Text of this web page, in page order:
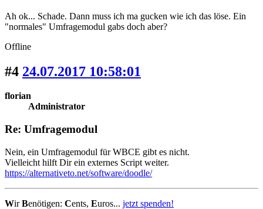
Ah ok... Schade. Dann muss ich ma gucken wie ich das löse. Ein
"normales" Umfragemodul gabs doch aber?
Offline
#4 24.07.2017 10:58:01
florian
Administrator
Re: Umfragemodul
Nein, ein Umfragemodul für WBCE gibt es nicht.
Vielleicht hilft Dir ein externes Script weiter.
https://alternativeto.net/software/doodle/
WirBenötigen: Cents, Euros... jetzt spenden!